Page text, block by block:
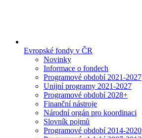
Evropské fondy v ČR
Novinky
Informace o fondech
Programové období 2021-2027
Unijní programy 2021-2027
Programové období 2028+
Finanční nástroje
Národní orgán pro koordinaci
Slovník pojmů
Programové období 2014-2020